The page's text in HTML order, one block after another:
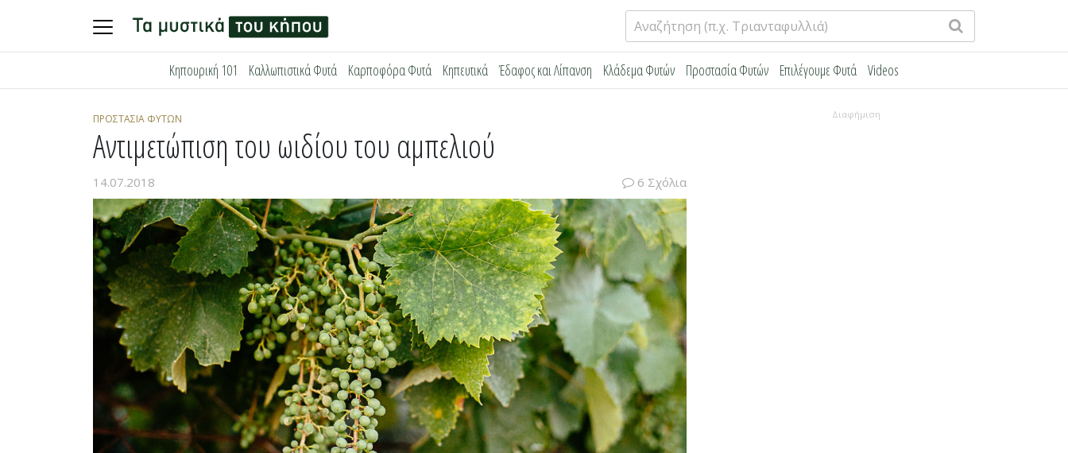
Αναζήτηση
για:
Κηπουρική 101 Καλλωπιστικά Φυτά Καρποφόρα Φυτά Κηπευτικά Έδαφος και Λίπανση Κλάδεμα Φυτών Προστασία Φυτών Επιλέγουμε Φυτά Videos
ΠΡΟΣΤΑΣΊΑ ΦΥΤΏΝ
Αντιμετώπιση του ωιδίου του αμπελιού
14.07.2018 6 Σχόλια
Διαφήμιση